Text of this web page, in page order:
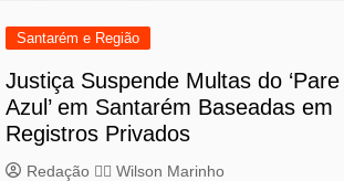
Santarém e Região
Justiça Suspende Multas do ‘Pare
Azul’ em Santarém Baseadas em
Registros Privados
Redação 👨‍⚖️​ Wilson Marinho